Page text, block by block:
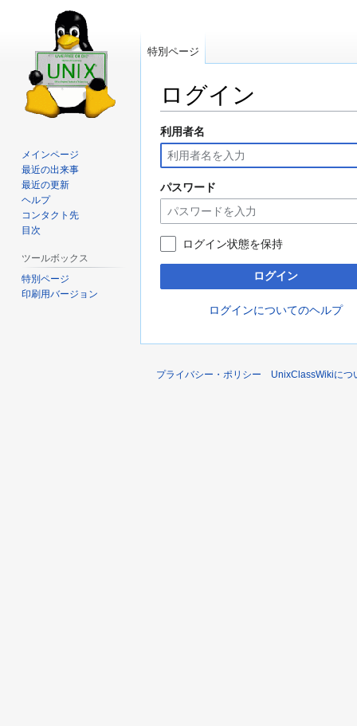
ログイン
ナ
ビ
ゲ
ー
シ
ョ
ン
に
動
検
索
に
移
動
利用者名
パスワード
ログイン状態を保持
ログイン
ログインについてのヘルプ
特別ページ
メインページ
最近の出来事
最近の更新
ヘルプ
コンタクト先
目次
ツールボックス
特別ページ
印刷用バージョン
プライバシー・ポリシー UnixClassWikiにつ